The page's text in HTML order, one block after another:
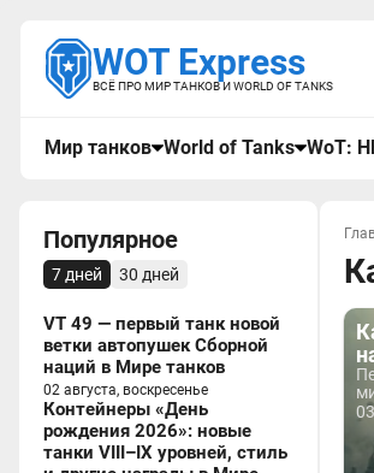
WOT Express
ВСЁ ПРО МИР ТАНКОВ И WORLD OF TANKS
Мир танков World of Tanks WoT:
Популярное
7 дней 30 дней
VT 49 — первый танк новой
ветки автопушек Сборной
наций в Мире танков
02 августа, воскресенье
Контейнеры «День
рождения 2026»: новые
танки VIII–IX уровней, стиль